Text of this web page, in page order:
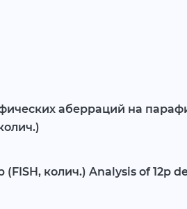
аберраций на
(FISH, колич.) Analysis of 12p